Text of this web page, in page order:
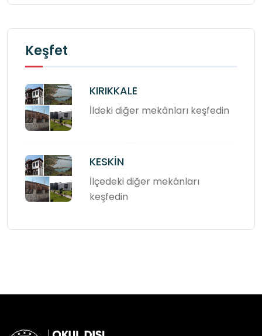
Keşfet
KIRIKKALE
İldeki diğer mekânları keşfedin
KESKİN
İlçedeki diğer mekânları
keşfedin